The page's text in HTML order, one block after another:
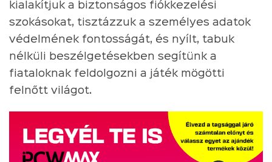
kialakítjuk a biztonságos fiókkezelési
szokásokat, tisztázzuk a személyes adatok
védelmének fontosságát, és nyílt, tabuk
nélküli beszélgetésekben segítünk a
fiataloknak feldolgozni a játék mögötti
felnőtt világot.